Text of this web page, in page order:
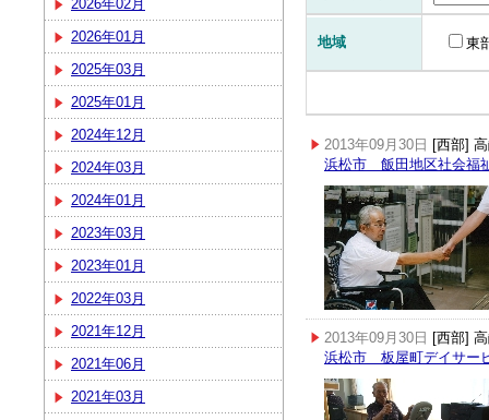
2026年02月
2026年01月
2025年03月
2025年01月
2024年12月
2024年03月
2024年01月
2023年03月
2023年01月
2022年03月
2021年12月
2021年06月
2021年03月
地域 東
2013年09月30日 [西部]
浜松市 飯田地区社会福
2013年09月30日 [西部]
浜松市 板屋町デイサー